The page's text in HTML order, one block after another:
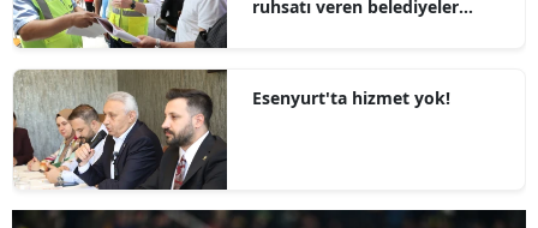
ruhsatı veren belediyeler
Esenyurt'ta hizmet yok!